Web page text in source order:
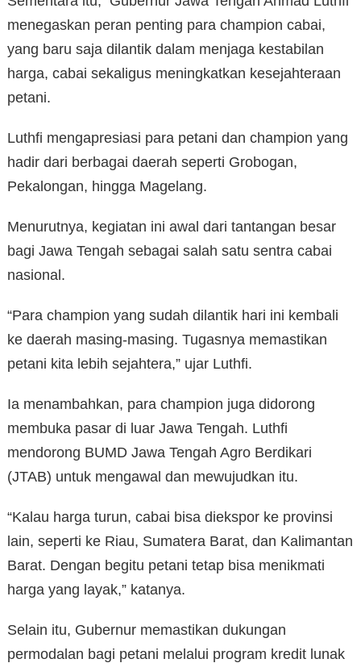
menegaskan peran penting para champion cabai,
yang baru saja dilantik dalam menjaga kestabilan
harga, cabai sekaligus meningkatkan kesejahteraan
petani.
Luthfi mengapresiasi para petani dan champion yang
hadir dari berbagai daerah seperti Grobogan,
Pekalongan, hingga Magelang.
Menurutnya, kegiatan ini awal dari tantangan besar
bagi Jawa Tengah sebagai salah satu sentra cabai
nasional.
“Para champion yang sudah dilantik hari ini kembali
ke daerah masing-masing. Tugasnya memastikan
petani kita lebih sejahtera,” ujar Luthfi.
Ia menambahkan, para champion juga didorong
membuka pasar di luar Jawa Tengah. Luthfi
mendorong BUMD Jawa Tengah Agro Berdikari
(JTAB) untuk mengawal dan mewujudkan itu.
“Kalau harga turun, cabai bisa diekspor ke provinsi
lain, seperti ke Riau, Sumatera Barat, dan Kalimantan
Barat. Dengan begitu petani tetap bisa menikmati
harga yang layak,” katanya.
Selain itu, Gubernur memastikan dukungan
permodalan bagi petani melalui program kredit lunak